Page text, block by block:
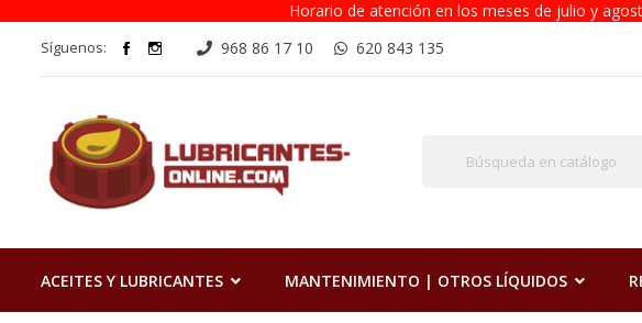
Horario de atención en los meses de julio y
Síguenos: 968 86 17 10 620 843 135
ACEITES Y LUBRICANTES MANTENIMIENTO | OTROS LÍQUIDOS